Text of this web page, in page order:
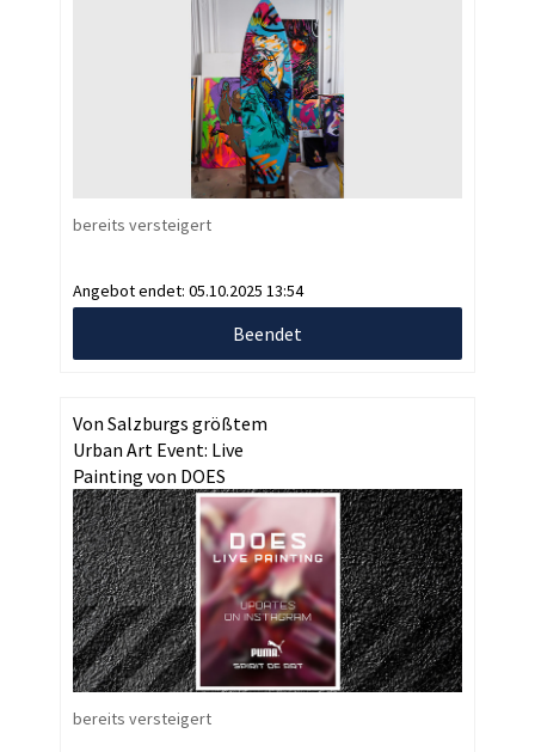
bereits versteigert
Angebot endet: 05.10.2025 13:54
Beendet
Von Salzburgs größtem
Urban Art Event: Live
Painting von DOES
bereits versteigert